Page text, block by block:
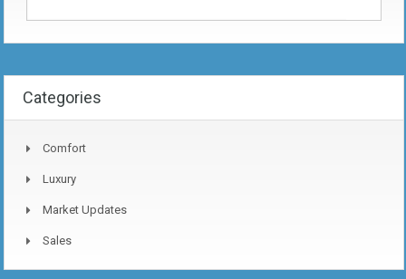
Categories
Comfort
Luxury
Market Updates
Sales